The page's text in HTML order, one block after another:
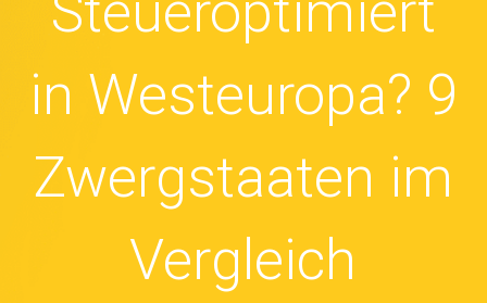
in Westeuropa? 9
Zwergstaaten im
Vergleich